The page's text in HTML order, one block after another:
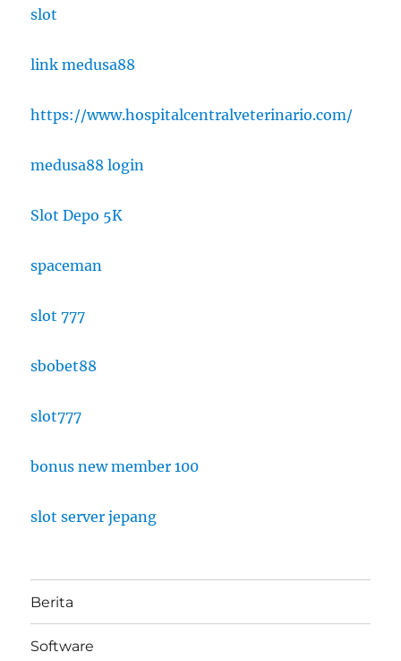
slot
link medusa88
https://www.hospitalcentralveterinario.com/
medusa88 login
Slot Depo 5K
spaceman
slot 777
sbobet88
slot777
bonus new member 100
slot server jepang
Berita
Software